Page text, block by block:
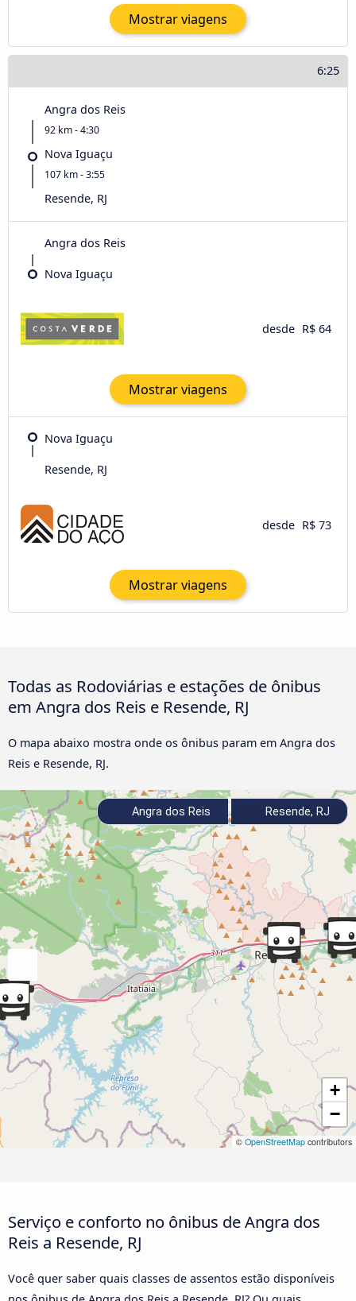
Mostrar viagens
6:25
Angra dos Reis
92 km - 4:30
Nova Iguaçu
107 km - 3:55
Resende, RJ
Angra dos Reis
Nova Iguaçu
desde R$ 64
Mostrar viagens
Nova Iguaçu
Resende, RJ
desde R$ 73
Mostrar viagens
Todas as Rodoviárias e estações de ônibus
em Angra dos Reis e Resende, RJ
O mapa abaixo mostra onde os ônibus param em Angra dos
Reis e Resende, RJ.
+
−
© OpenStreetMap contributors
Angra dos Reis Resende, RJ
Serviço e conforto no ônibus de Angra dos
Reis a Resende, RJ
Você quer saber quais classes de assentos estão disponíveis